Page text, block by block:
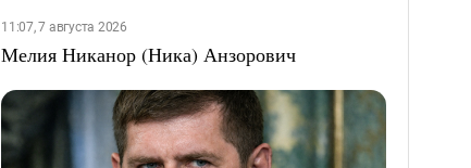
11:07, 7 августа 2026
Мелия Никанор (Ника) Анзорович